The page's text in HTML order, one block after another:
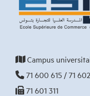
Campus
71 600 615 / 71
71 601 311